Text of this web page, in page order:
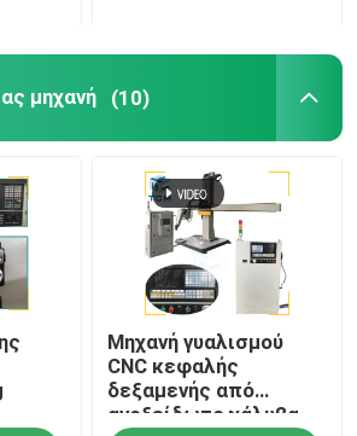
μηχανή (10)
Μηχανή γυαλισμού
CNC κεφαλής
δεξαμενής από
ανοξείδωτο χάλυβα